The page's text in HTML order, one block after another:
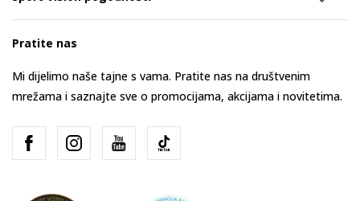
Pratite nas
Mi dijelimo naše tajne s vama. Pratite nas na društvenim
mrežama i saznajte sve o promocijama, akcijama i novitetima.